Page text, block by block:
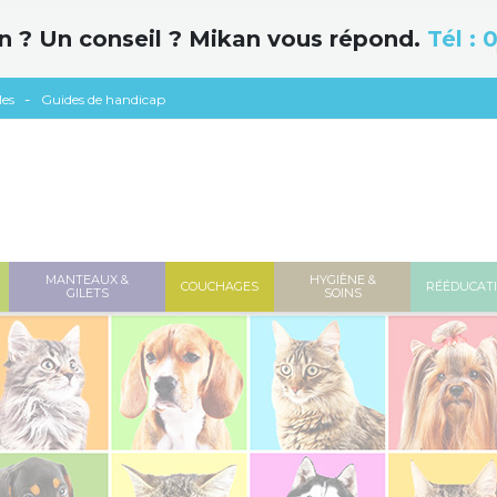
? Un conseil ? Mikan vous répond. Tél :
Guides de handicap
MANTEAUX &
GILETS
COUCHAGES
HYGIÈNE &
SOINS